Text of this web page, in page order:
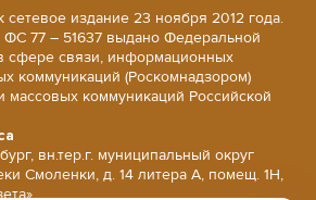
сетевое издание 23 ноября 2012 года.
77 – 51637 выдано Федеральной
сфере связи, информационных
коммуникаций (Роскомнадзором)
массовых коммуникаций Российской
вн.тер.г. муниципальный округ
Смоленки, д. 14 литера А, помещ. 1Н,